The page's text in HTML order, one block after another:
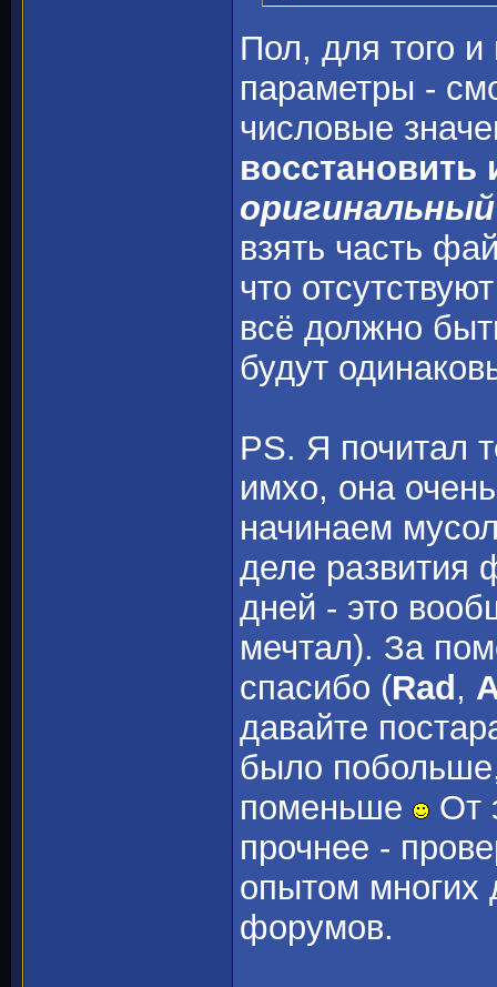
Пол, для того
параметры -
числовые
оригинальный
взять часть
что
всё должно
будут
PS. Я почитал
имхо, она
начинаем
деле развития
дней - это
мечтал). За
спасибо (Rad ,
давайте
было
поменьше
От
прочнее -
опытом многих
форумов.